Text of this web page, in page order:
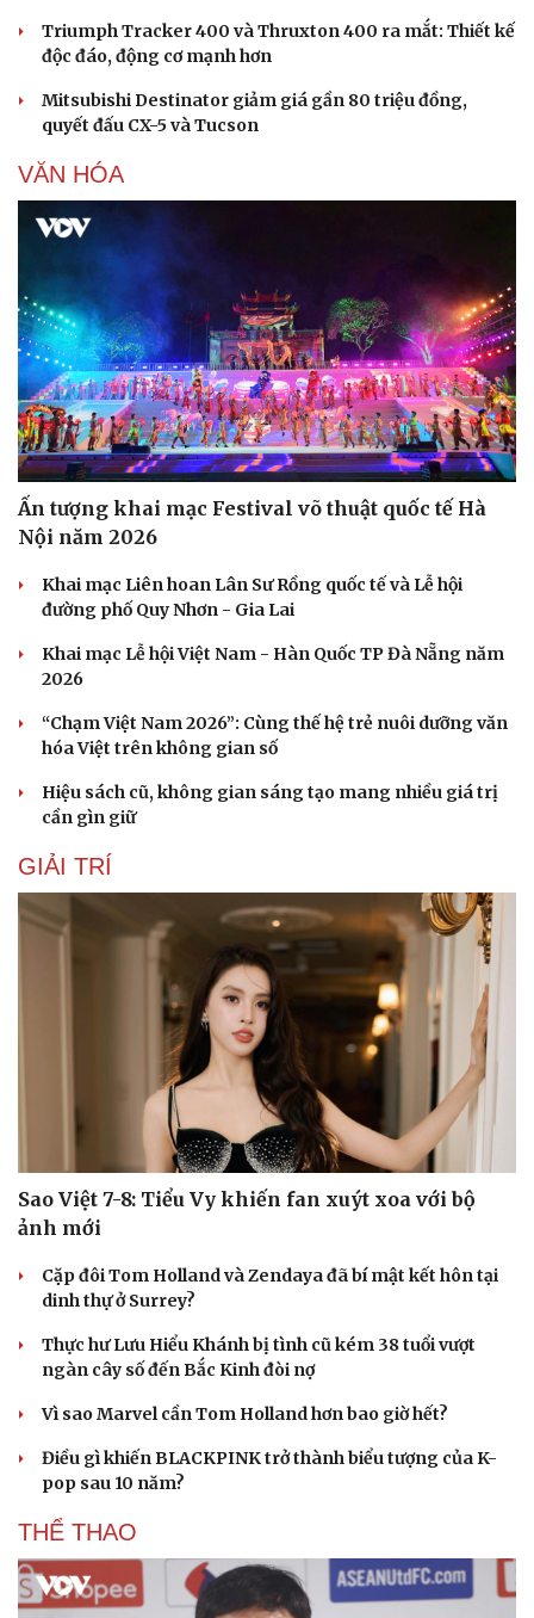
Du lịch
Tư vấn
Săn Tour
check-in
Podcast
Triumph Tracker 400 và Thruxton 400 ra mắt: Thiết kế
độc đáo, động cơ mạnh hơn
Mitsubishi Destinator giảm giá gần 80 triệu đồng,
quyết đấu CX-5 và Tucson
VĂN HÓA
Ấn tượng khai mạc Festival võ thuật quốc tế Hà
Nội năm 2026
Khai mạc Liên hoan Lân Sư Rồng quốc tế và Lễ hội
đường phố Quy Nhơn - Gia Lai
Khai mạc Lễ hội Việt Nam - Hàn Quốc TP Đà Nẵng năm
2026
“Chạm Việt Nam 2026”: Cùng thế hệ trẻ nuôi dưỡng văn
hóa Việt trên không gian số
Hiệu sách cũ, không gian sáng tạo mang nhiều giá trị
cần gìn giữ
GIẢI TRÍ
Sao Việt 7-8: Tiểu Vy khiến fan xuýt xoa với bộ
ảnh mới
Cặp đôi Tom Holland và Zendaya đã bí mật kết hôn tại
dinh thự ở Surrey?
Thực hư Lưu Hiểu Khánh bị tình cũ kém 38 tuổi vượt
ngàn cây số đến Bắc Kinh đòi nợ
Vì sao Marvel cần Tom Holland hơn bao giờ hết?
Điều gì khiến BLACKPINK trở thành biểu tượng của K-
pop sau 10 năm?
THỂ THAO